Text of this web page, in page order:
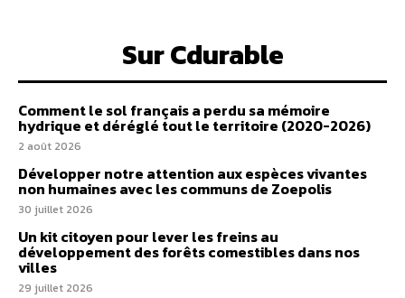
Sur Cdurable
Comment le sol français a perdu sa mémoire
hydrique et déréglé tout le territoire (2020-2026)
2 août 2026
Développer notre attention aux espèces vivantes
non humaines avec les communs de Zoepolis
30 juillet 2026
Un kit citoyen pour lever les freins au
développement des forêts comestibles dans nos
villes
29 juillet 2026